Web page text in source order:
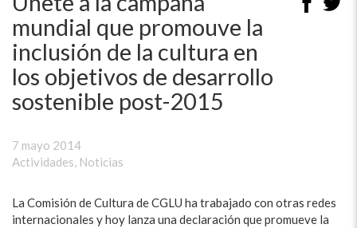
mundial que promouve la
inclusión de la cultura en
los objetivos de desarrollo
sostenible post-2015
7 mayo 2014
Actividades, Noticias
La Comisión de Cultura de CGLU ha trabajado con otras redes
internacionales y hoy lanza una declaración que promueve la